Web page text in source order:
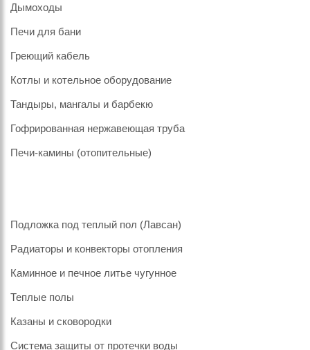
Дымоходы
Печи для бани
Греющий кабель
Котлы и котельное оборудование
Тандыры, мангалы и барбекю
Гофрированная нержавеющая труба
Печи-камины (отопительные)
Подложка под теплый пол (Лавсан)
Радиаторы и конвекторы отопления
Каминное и печное литье чугунное
Теплые полы
Казаны и сковородки
Система защиты от протечки воды